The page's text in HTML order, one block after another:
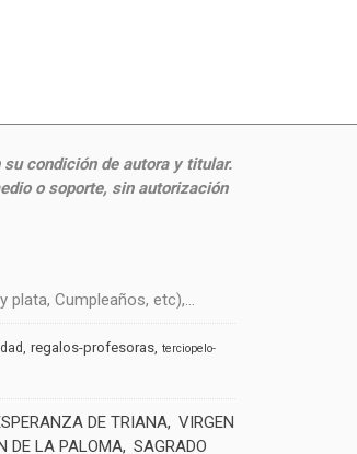
condición de autora y titular.
o soporte, sin autorización
Cumpleaños, etc),...
regalos-profesoras terciopelo-
DE TRIANA VIRGEN
DE LA PALOMA SAGRADO